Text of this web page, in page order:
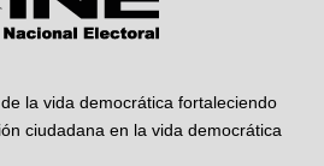
la vida democrática fortaleciendo
ciudadana en la vida democrática